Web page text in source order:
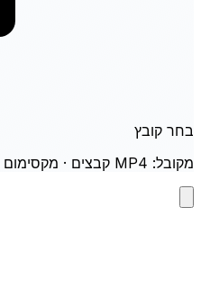
בחר קובץ
מקובל: MP4 קבצים · מקסימום 100 MB לקובץ